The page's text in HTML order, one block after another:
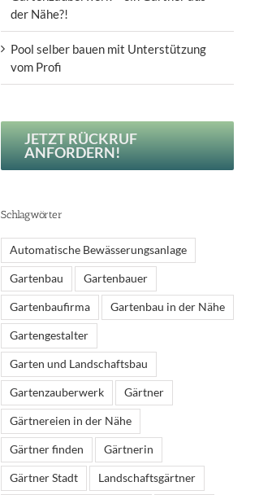
der Nähe?!
Pool selber bauen mit Unterstützung
vom Profi
JETZT RÜCKRUF
ANFORDERN!
Schlagwörter
Automatische Bewässerungsanlage
Gartenbau Gartenbauer
Gartenbaufirma Gartenbau in der Nähe
Gartengestalter
Garten und Landschaftsbau
Gartenzauberwerk Gärtner
Gärtnereien in der Nähe
Gärtner finden Gärtnerin
Gärtner Stadt Landschaftsgärtner